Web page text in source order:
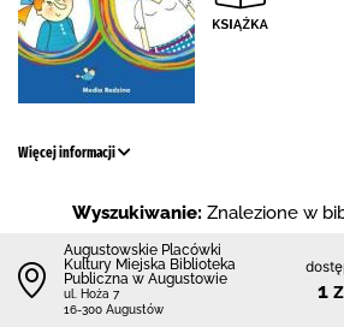
Więcej informacji
Wyszukiwanie: Znalezione w
Augustowskie Placówki
Kultury Miejska Biblioteka
Publiczna w Augustowie
ul. Hoża 7
16-300 Augustów
1